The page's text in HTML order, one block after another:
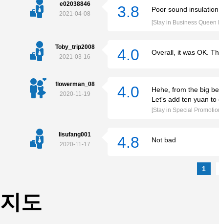
e02038846
2021-04-08
3.8 Poor sound
[Stay in Business Queen
Toby_trip2008
2021-03-16
4.0 Overall, it was OK.
flowerman_08
2020-11-19
4.0
Hehe, from the big
Let's add ten yuan
[Stay in Special
lisufang001
2020-11-17
4.8 Not bad
1
지도